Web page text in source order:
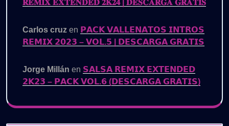
𝐑𝐄𝐌𝐈𝐗 𝐄𝐗𝐓𝐄𝐍𝐃𝐄𝐃 𝟐𝐊𝟐𝟒 | 𝐃𝐄𝐒𝐂𝐀𝐑𝐆𝐀 𝐆𝐑𝐀𝐓𝐈𝐒
Carlos cruz en 𝗣𝗔𝗖𝗞 𝗩𝗔𝗟𝗟𝗘𝗡𝗔𝗧𝗢𝗦 𝗜𝗡𝗧𝗥𝗢𝗦
𝗥𝗘𝗠𝗜𝗫 𝟮𝟬𝟮𝟯 – 𝗩𝗢𝗟.𝟱 | 𝗗𝗘𝗦𝗖𝗔𝗥𝗚𝗔 𝗚𝗥𝗔𝗧𝗜𝗦
Jorge Millán en 𝗦𝗔𝗟𝗦𝗔 𝗥𝗘𝗠𝗜𝗫 𝗘𝗫𝗧𝗘𝗡𝗗𝗘𝗗
𝟮𝗞𝟮𝟯 – 𝗣𝗔𝗖𝗞 𝗩𝗢𝗟.𝟲 (𝗗𝗘𝗦𝗖𝗔𝗥𝗚𝗔 𝗚𝗥𝗔𝗧𝗜𝗦)